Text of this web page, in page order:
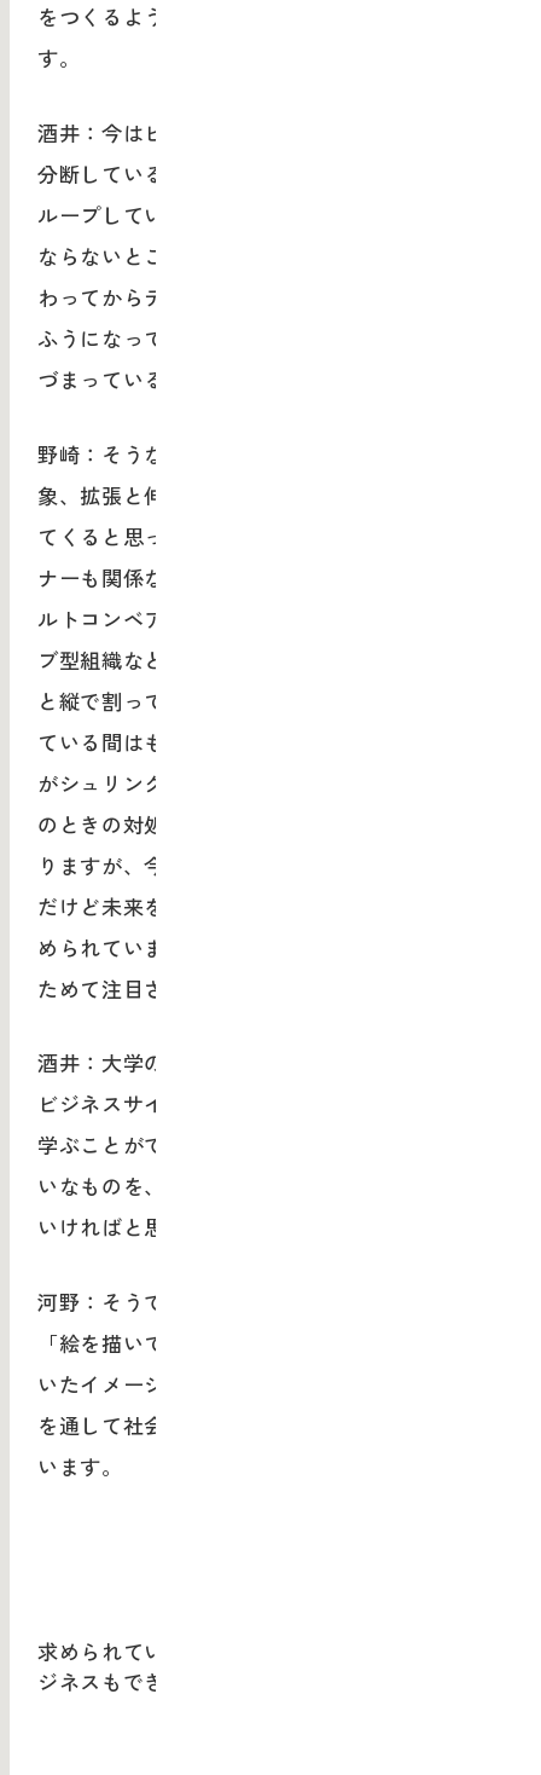
をつくるような現状から変化していくと思いま
す。
酒井：今はビジネスサイドとデザインサイドが
分断しているんですよね。本来は両者の工程が
ループしていくような形で進めていかなければ
ならないところを、ビジネスサイドの工程が終
わってからデザインサイドの工程に取り掛かる
ふうになっているのが、昨今のビジネスが行き
づまっている要因のひとつなのかなと。
野崎：そうなんです。プロジェクトは具象と抽
象、拡張と伸縮を繰り返して、やっと光が見え
てくると思っています。デザイナーも非デザイ
ナーも関係なく、全員が初めから参加する。ベ
ルトコンベア形式じゃないんです。でも、ジョ
ブ型組織などでは、「この人にはこの役割を」
と縦で割っていきますよね。ビジネスが成功し
ている間はもちろんそれでいいのですが、市場
がシュリンクしたりした瞬間に行き詰まる。そ
のときの対処法として生産性を高める方法もあ
りますが、今は生産性の真逆にある、非生産的
だけど未来をプロットしていくような活動が求
められています。だからこそ、デザインがあら
ためて注目されているんじゃないでしょうか。
酒井：大学の教育の中だけでは学ぶのが難しい
ビジネスサイドとデザインサイドの“ループ”を
学ぶことができる、大学と社会の中間領域みた
いなものを、MAU bdpのプログラムでつくって
いければと思っています。
河野：そうですね。「ものや形をつくるだけ」
「絵を描いてるだけ」といった、美大に染みつ
いたイメージを壊すには、こういうプログラム
を通して社会に伝えていく必要があると思って
います。
求められているのは「デザインがベースで、ビ
ジネスもできる人」